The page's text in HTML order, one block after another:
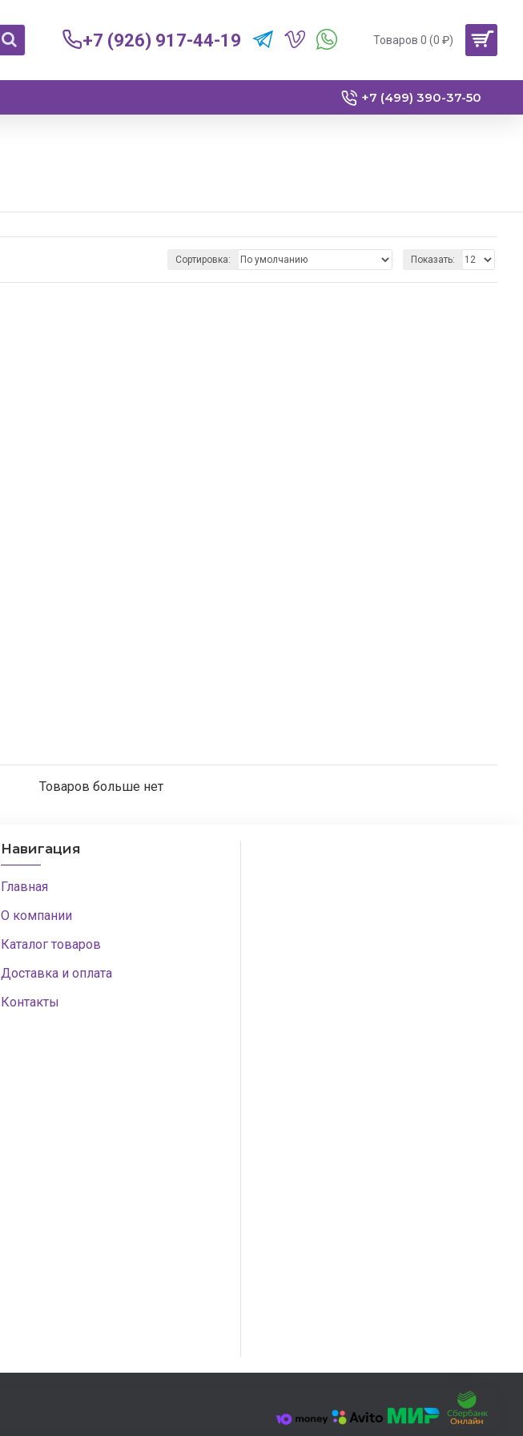
+7 (926) 917-44-19 Товаров 0 (0 ₽)
+7 (499) 390-37-50
Сортировка: Показать:
Товаров больше нет
Навигация
Главная
О компании
Каталог товаров
Доставка и оплата
Контакты